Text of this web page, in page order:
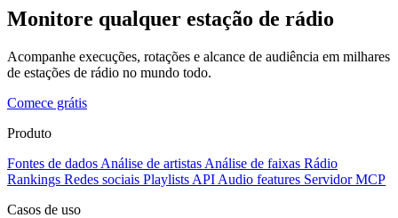
Monitore qualquer estação de rádio
Acompanhe execuções, rotações e alcance de audiência em milhares
de estações de rádio no mundo todo.
Comece grátis
Produto
Fontes de dados Análise de artistas Análise de faixas Rádio
Rankings Redes sociais Playlists API Audio features Servidor MCP
Casos de uso